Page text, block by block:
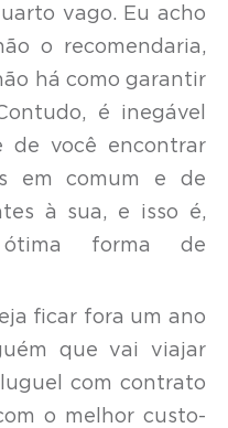
vago. Eu acho
o recomendaria,
há como garantir
é inegável
de você encontrar
em comum e de
à sua, e isso é,
forma de
ficar fora um ano
que vai viajar
com contrato
o melhor custo-